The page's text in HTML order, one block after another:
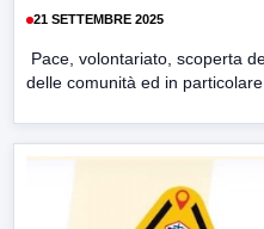
21 SETTEMBRE 2025
Pace, volontariato, scoperta
delle comunità ed in